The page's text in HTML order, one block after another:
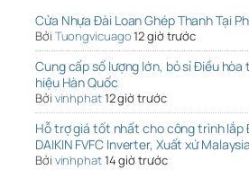
Cửa Nhựa Đài Loan Ghép Thanh Tại
Bởi Tuongvicuago12 giờ trước
Cung cấp số lượng lớn, bỏ sỉ Điều hòa
hiệu Hàn Quốc
Bởi vinhphat12 giờ trước
Hỗ trợ giá tốt nhất cho công trình lắp
DAIKIN FVFC Inverter, Xuất xứ Malaysia
Bởi vinhphat14 giờ trước